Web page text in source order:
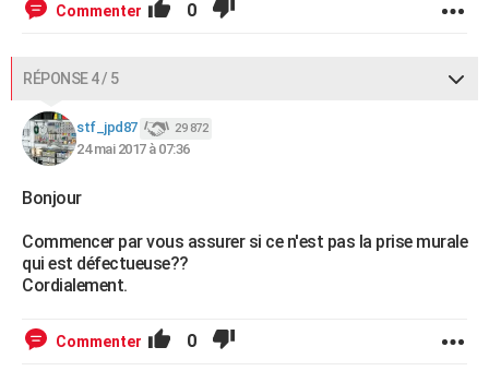
Commenter 0
RÉPONSE 4 / 5
stf_jpd87 29 872
24 mai 2017 à 07:36
Bonjour
Commencer par vous assurer si ce n'est pas la prise murale
qui est défectueuse??
Cordialement.
Commenter 0